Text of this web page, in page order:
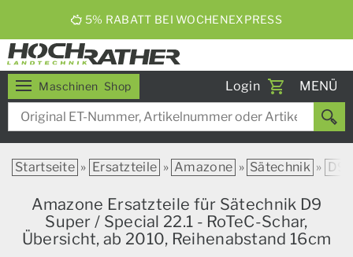
5% RABATT BEI WOCHENEXPRESS
Maschinen Shop Login
Toggle
MENÜ
Startseite » Ersatzteile » Amazone » Sätechnik » D9
Amazone Ersatzteile für Sätechnik D9
Super / Special 22.1 - RoTeC-Schar,
Übersicht, ab 2010, Reihenabstand 16cm